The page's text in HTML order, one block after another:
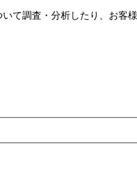
て調査・分析したり、お客